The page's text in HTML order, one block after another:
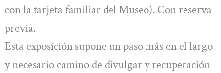
con la tarjeta familiar del Museo). Con reserva
previa.
Esta exposición supone un paso más en el largo
y necesario camino de divulgar y recuperación